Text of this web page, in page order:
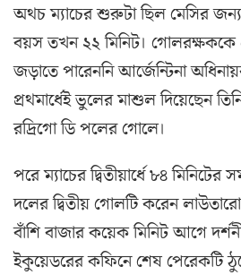
অথচ ম্যাচের শুরুটা ছিল মেসির জন্য
বয়স তখন ২২ মিনিট।
জড়াতে পারেননি আর্জেন্টিনা
প্রথমার্ধেই ভুলের মাশুল দিয়েছেন
রদ্রিগো ডি পলের গোলে।
পরে ম্যাচের দ্বিতীয়ার্ধে ৮৪
দলের দ্বিতীয় গোলটি করেন
বাঁশি বাজার কয়েক মিনিট আগে
ইকুয়েডরের কফিনে শেষ পেরেকটি